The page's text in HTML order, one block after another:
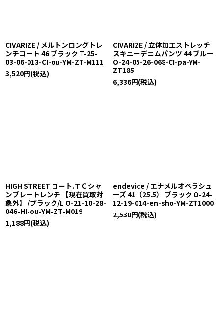
CIVARIZE / メルトンロングトレ
ンチコート 46 ブラック T-25-
03-06-013-CI-ou-YM-ZT-M111
3,520円(税込)
CIVARIZE / 立体加工ストレッチ
スキニーデニムパンツ 44 ブルー
O-24-05-26-068-CI-pa-YM-
ZT185
6,336円(税込)
HIGH STREET コート.ＴＣシャ
ンブレートレンチ 【現在買取対
象外】 /ブラック/L O-21-10-28-
046-HI-ou-YM-ZT-M019
1,188円(税込)
endevice / エナメルオペラシュ
ーズ 41（25.5） ブラック O-24-
12-19-014-en-sho-YM-ZT1000
2,530円(税込)